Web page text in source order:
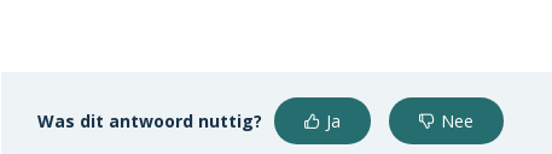
Was dit antwoord nuttig? Ja Nee